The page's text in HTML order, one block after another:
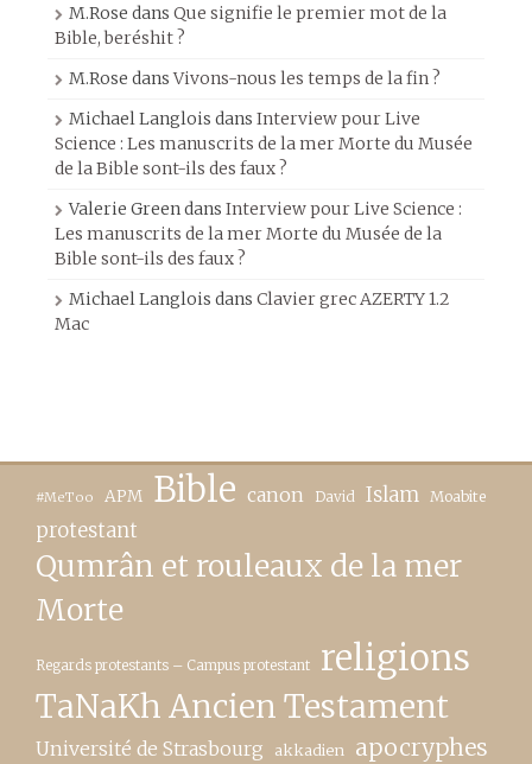
M.Rose dans Que signifie le premier mot de la
Bible, beréshit ?
M.Rose dansVivons-nous les temps de la fin ?
Michael Langlois dans Interview pour Live
Science : Les manuscrits de la mer Morte du Musée
de la Bible sont-ils des faux ?
Valerie Greendans Interview pour Live Science :
Les manuscrits de la mer Morte du Musée de la
Bible sont-ils des faux ?
Michael Langlois dans Clavier grec AZERTY 1.2
Mac
#MeToo APM Bible canon David Islam Moabite
protestant
Qumrân et rouleaux de la mer
Morte
Regards protestants – Campus protestant religions
TaNaKh Ancien Testament
Université de Strasbourg akkadien apocryphes